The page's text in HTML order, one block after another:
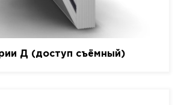
Д (доступ съёмный)